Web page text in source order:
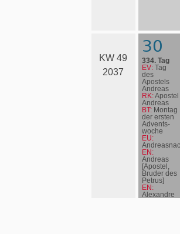
KW 49
2037
30
334. Tag
EV: Tag
des
Apostels
Andreas
RK:Apostel
Andreas
BT: Montag
der ersten
Advents­
woche
EU:
EN:
Andreas
[Apostel,
Bruder des
Petrus]
EN:
Alexandre